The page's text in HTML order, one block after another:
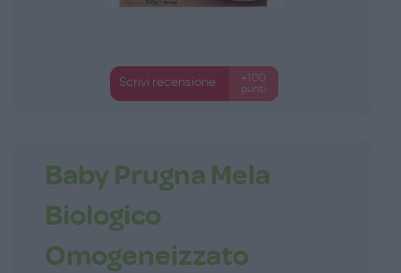
Scrivi recensione
+100
punti
Baby Prugna Mela
Biologico
Omogeneizzato